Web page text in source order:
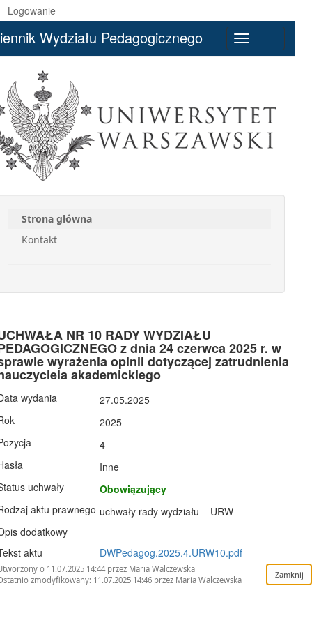
Logowanie
navigation
Wydziału Pedagogicznego
Strona główna
Kontakt
NR 10 RADY WYDZIAŁU
z dnia 24 czerwca 2025 r. w
wyrażenia opinii dotyczącej zatrudnienia
akademickiego
wydania
27.05.2025
2025
4
Inne
uchwały
Obowiązujący
aktu prawnego uchwały rady wydziału – URW
dodatkowy
aktu
DWPedagog.2025.4.URW10.pdf
o 11.07.2025 14:44 przez Maria Walczewska
zmodyfikowany: 11.07.2025 14:46 przez Maria Walczewska